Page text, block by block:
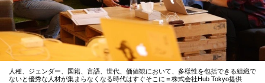
人種、ジェンダー、国籍、言語、世代、価値観において、多様性を包括できる組織で
ないと優秀な人材が集まらなくなる時代はすぐそこに＝株式会社Hub Tokyo提供